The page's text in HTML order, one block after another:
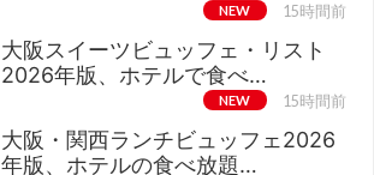
NEW 15時間前
大阪スイーツビュッフェ・リスト
2026年版、ホテルで食べ…
NEW 15時間前
大阪・関西ランチビュッフェ2026
年版、ホテルの食べ放題…